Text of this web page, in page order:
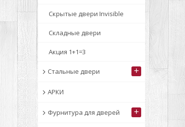
Скрытые двери Invisible
Складные двери
Акция 1+1=3
Стальные двери +
АРКИ
Фурнитура для дверей +